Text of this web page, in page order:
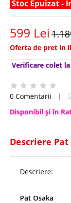
Stoc Epuizat -
599 Lei
Oferta de pret in
Verificare colet
0 Comentarii |
Disponibil şi în
Descriere
Descriere:
Pat Osaka